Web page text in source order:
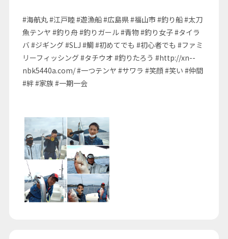
#海航丸 #江戸睦 #遊漁船 #広島県 #福山市 #釣り船 #太刀
魚テンヤ #釣り舟 #釣りガール #青物 #釣り女子 #タイラ
バ #ジギング #SLJ #鯛 #初めてでも #初心者でも #ファミ
リーフィッシング #タチウオ #釣りたろう #http://xn--
nbk5440a.com/ #一つテンヤ #サワラ #笑顔 #笑い #仲間
#絆 #家族 #一期一会